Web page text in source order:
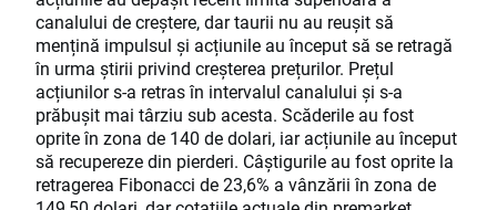
canalului de creștere, dar taurii nu au reușit să
mențină impulsul și acțiunile au început să se retragă
în urma știrii privind creșterea prețurilor. Prețul
acțiunilor s-a retras în intervalul canalului și s-a
prăbușit mai târziu sub acesta. Scăderile au fost
oprite în zona de 140 de dolari, iar acțiunile au început
să recupereze din pierderi. Câștigurile au fost oprite la
retragerea Fibonacci de 23,6% a vânzării în zona de